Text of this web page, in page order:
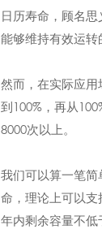
日历寿命，顾名
能够维持有效运转
然而，在实际应
到100%，再从
8000次以上。
我们可以算一笔
命，理论上可以
年内剩余容量不低